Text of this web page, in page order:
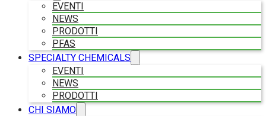
EVENTI
NEWS
PRODOTTI
PFAS
SPECIALTY CHEMICALS
EVENTI
NEWS
PRODOTTI
CHI SIAMO